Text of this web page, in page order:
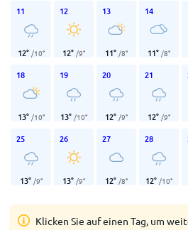
11
12° /10°
12
12° /9°
13
11° /8°
14
11° /8°
18
13° /10°
19
13° /10°
20
12° /9°
21
12° /9°
25
13° /9°
26
13° /9°
27
12° /8°
28
12° /10°
Klicken Sie auf einen Tag, um